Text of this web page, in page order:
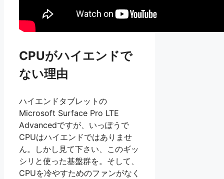
CPUがハイエンドで
ない理由
ハイエンドタブレットの
Microsoft Surface Pro LTE
Advancedですが、いっぽうで
CPUはハイエンドではありませ
ん。しかし見て下さい、このギッ
シリと使った基盤群を。そして、
CPUを冷やすためのファンがなく